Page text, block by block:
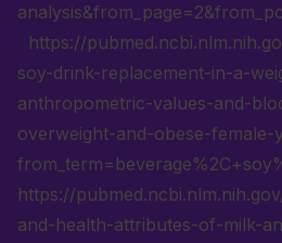
https://
soy-drink-replacement-in-a-
anthropometric-values-and-
overweight-and-obese-female-
https://
and-health-attributes-of-milk-